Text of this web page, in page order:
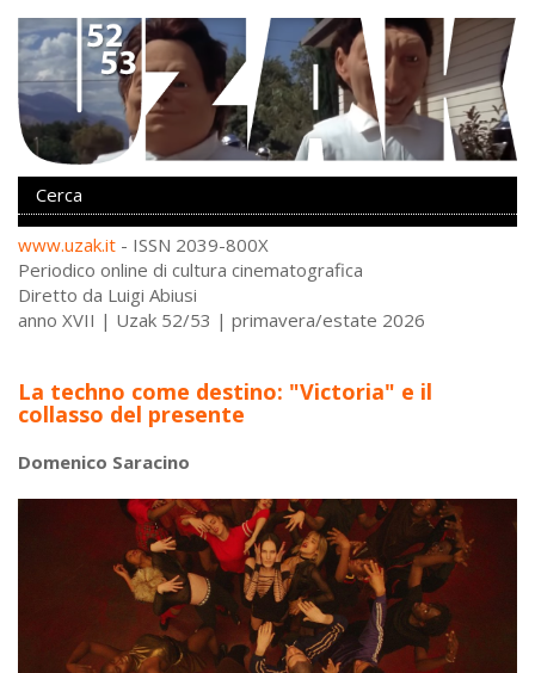
www.uzak.it - ISSN 2039-800X
Periodico online di cultura cinematografica
Diretto da Luigi Abiusi
anno XVII | Uzak 52/53 | primavera/estate 2026
La techno come destino: "Victoria" e il
collasso del presente
Domenico Saracino